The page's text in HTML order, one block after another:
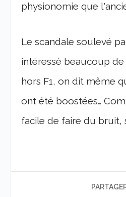
physionomie que
Le scandale soulevé
intéressé beaucoup
hors F1, on dit même
ont été boostées…
facile de faire du bruit,